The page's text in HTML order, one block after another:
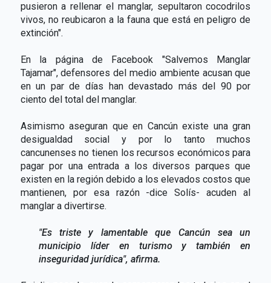
pusieron a rellenar el manglar, sepultaron cocodrilos
vivos, no reubicaron a la fauna que está en peligro de
extinción".
En la página de Facebook "Salvemos Manglar
Tajamar", defensores del medio ambiente acusan que
en un par de días han devastado más del 90 por
ciento del total del manglar.
Asimismo aseguran que en Cancún existe una gran
desigualdad social y por lo tanto muchos
cancunenses no tienen los recursos económicos para
pagar por una entrada a los diversos parques que
existen en la región debido a los elevados costos que
mantienen, por esa razón -dice Solís- acuden al
manglar a divertirse.
"Es triste y lamentable que Cancún sea un
municipio líder en turismo y también en
inseguridad jurídica", afirma.